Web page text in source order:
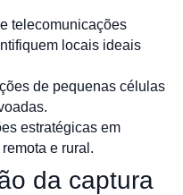
telecomunicações
locais ideais
de pequenas células
estratégicas em
e rural.
da captura